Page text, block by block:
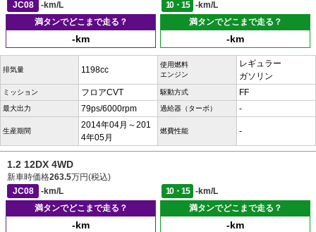
JC08
-km/L 10・15
-km/L
満タンでどこまで走る？
-km
満タンでどこまで走る？
-km
排気量 1198cc
使用燃料
エンジン
レギュラー
ガソリン
ミッション フロアCVT 駆動方式 FF
最大出力 79ps/6000rpm 過給器（ターボ） -
生産期間
2014年04月～201
4年05月
燃費性能 -
1.2 12DX 4WD
新車時価格263.5万円(税込)
JC08
-km/L 10・15
-km/L
満タンでどこまで走る？
-km
満タンでどこまで走る？
-km